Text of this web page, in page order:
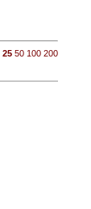
25 50 100 200